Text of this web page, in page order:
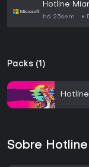
Hotline
há 23sem
Packs (1)
Sobre